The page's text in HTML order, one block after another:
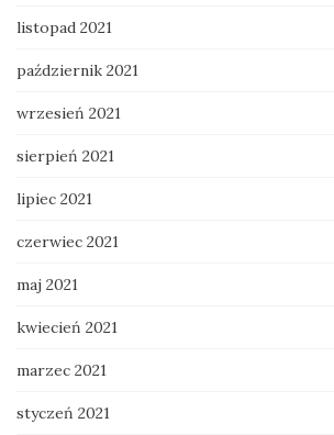
listopad 2021
październik 2021
wrzesień 2021
sierpień 2021
lipiec 2021
czerwiec 2021
maj 2021
kwiecień 2021
marzec 2021
styczeń 2021